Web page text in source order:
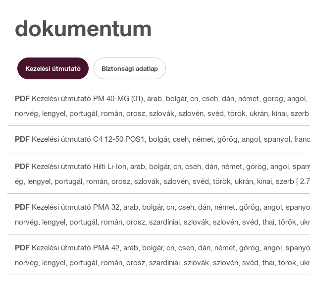
dokumentum
Kezelési útmutató Biztonsági adatlap
PDF Kezelési útmutató PM 40-MG (01) , arab, bolgár, cn, cseh, dán, német, görög,
norvég, lengyel, portugál, román, orosz, szlovák, szlovén, svéd, török, ukrán, kínai, szerb
PDF Kezelési útmutató C4 12-50 POS1 , bolgár, cseh, német, görög, angol, spanyol,
PDF Kezelési útmutató Hilti Li-Ion , arab, bolgár, cn, cseh, dán, német, görög, angol,
ég, lengyel, portugál, román, orosz, szlovák, szlovén, svéd, török, ukrán, kínai, szerb [
PDF Kezelési útmutató PMA 32 , arab, bolgár, cn, cseh, dán, német, görög, angol,
norvég, lengyel, portugál, román, orosz, szardíniai, szlovák, szlovén, svéd, thai, török,
PDF Kezelési útmutató PMA 42 , arab, bolgár, cn, cseh, dán, német, görög, angol,
norvég, lengyel, portugál, román, orosz, szardíniai, szlovák, szlovén, svéd, thai, török,